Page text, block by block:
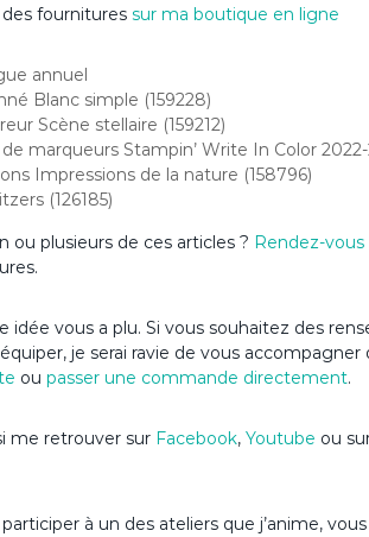
fournitures sur ma boutique en ligne
annuel
Blanc simple (159228)
Scène stellaire (159212)
marqueurs Stampin’ Write In Color 2022-
Impressions de la nature (158796)
(126185)
ou plusieurs de ces articles ? Rendez-
idée vous a plu. Si vous souhaitez des
je serai ravie de vous accompagner
ou passer une commande directement.
me retrouver sur Facebook, Youtube ou
à un des ateliers que j’anime,